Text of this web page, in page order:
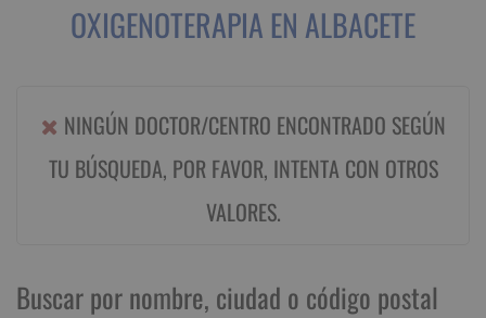
OXIGENOTERAPIA EN ALBACETE
NINGÚN DOCTOR/CENTRO ENCONTRADO SEGÚN
TU BÚSQUEDA, POR FAVOR, INTENTA CON OTROS
VALORES.
Buscar por nombre, ciudad o código postal